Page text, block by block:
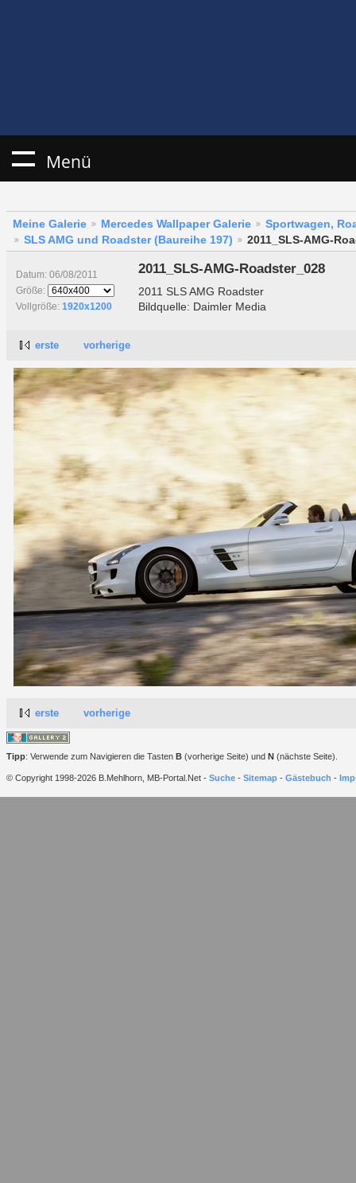
Menü
Meine Galerie Mercedes Wallpaper Galerie
Sportwagen,
SLS AMG und Roadster (Baureihe 197)
2011_SLS-AMG-
Datum: 06/08/2011
Größe:
Vollgröße: 1920x1200
2011_SLS-AMG-Roadster_028
2011 SLS AMG Roadster
Bildquelle: Daimler Media
erste vorherige
erste vorherige
Tipp: Verwende zum Navigieren die Tasten B (vorherige Seite) und N (nächste Seite).
© Copyright 1998-2026 B.Mehlhorn, MB-Portal.Net - Suche - Sitemap - Gästebuch -